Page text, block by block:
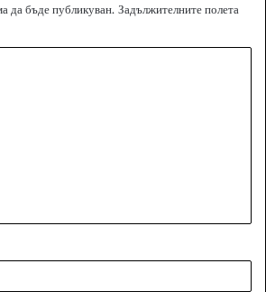
да бъде публикуван. Задължителните полета